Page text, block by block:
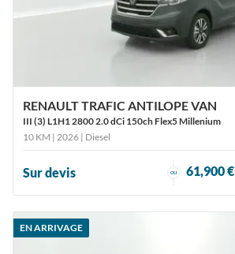
RENAULT TRAFIC ANTILOPE VAN
III (3) L1H1 2800 2.0 dCi 150ch Flex5 Millenium
10 KM | 2026 | Diesel
Sur devis ou 61,900 €
EN ARRIVAGE